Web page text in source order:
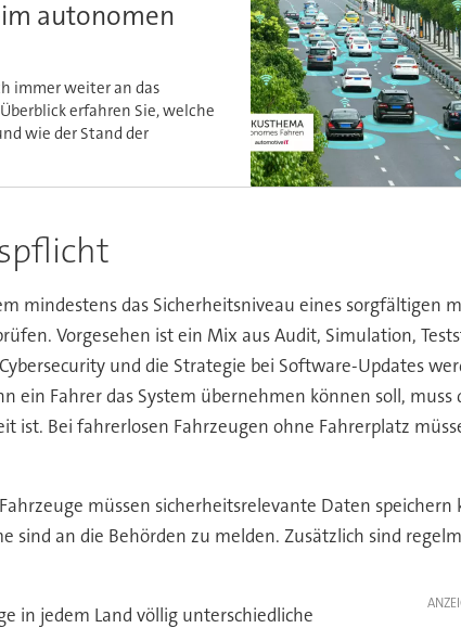
autonomen
immer weiter an das
erfahren Sie, welche
wie der Stand der
mindestens das Sicherheitsniveau eines sorgfältigen
Vorgesehen ist ein Mix aus Audit, Simulation,
und die Strategie bei Software-Updates
Fahrer das System übernehmen können soll, muss
Bei fahrerlosen Fahrzeugen ohne Fahrerplatz
müssen sicherheitsrelevante Daten
an die Behörden zu melden. Zusätzlich sind
in jedem Land völlig unterschiedliche